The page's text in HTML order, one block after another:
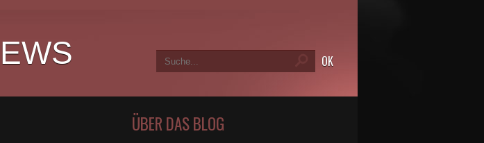
ÜBER DAS BLOG